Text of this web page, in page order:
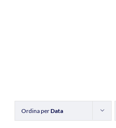
Ordina perData